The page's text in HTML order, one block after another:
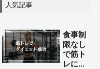
人気記事
食事制
限なし
で筋ト
レによ